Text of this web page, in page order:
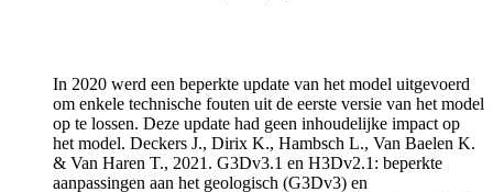
In 2020 werd een beperkte update van het model uitgevoerd
om enkele technische fouten uit de eerste versie van het model
op te lossen. Deze update had geen inhoudelijke impact op
het model. Deckers J., Dirix K., Hambsch L., Van Baelen K.
& Van Haren T., 2021. G3Dv3.1 en H3Dv2.1: beperkte
aanpassingen aan het geologisch (G3Dv3) en